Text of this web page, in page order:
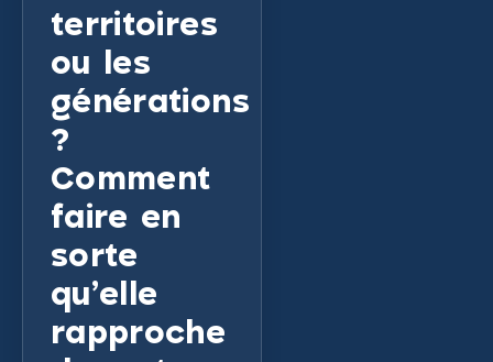
territoires
ou les
générations
?
Comment
faire en
sorte
qu’elle
rapproche